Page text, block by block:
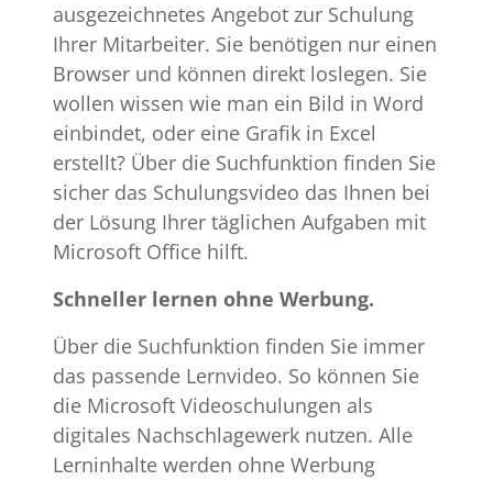
ausgezeichnetes Angebot zur Schulung
Ihrer Mitarbeiter. Sie benötigen nur einen
Browser und können direkt loslegen. Sie
wollen wissen wie man ein Bild in Word
einbindet, oder eine Grafik in Excel
erstellt? Über die Suchfunktion finden Sie
sicher das Schulungsvideo das Ihnen bei
der Lösung Ihrer täglichen Aufgaben mit
Microsoft Office hilft.
Schneller lernen ohne Werbung.
Über die Suchfunktion finden Sie immer
das passende Lernvideo. So können Sie
die Microsoft Videoschulungen als
digitales Nachschlagewerk nutzen. Alle
Lerninhalte werden ohne Werbung